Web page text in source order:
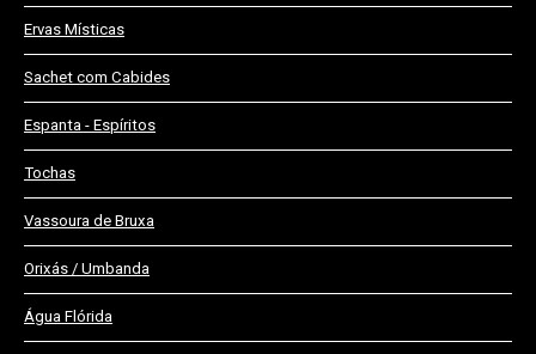
Gomas de Emagrecimento
Ervas Místicas
Sachet com Cabides
Espanta - Espíritos
Tochas
Vassoura de Bruxa
Orixás / Umbanda
Água Flórida